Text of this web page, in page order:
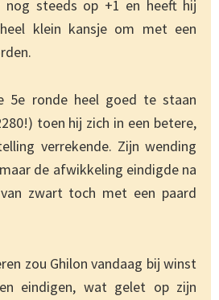
steeds op +1 en heeft hij
klein kansje om met een
5e ronde heel goed te staan
toen hij zich in een betere,
verrekende. Zijn wending
de afwikkeling eindigde na
zwart toch met een paard
zou Ghilon vandaag bij winst
eindigen, wat gelet op zijn